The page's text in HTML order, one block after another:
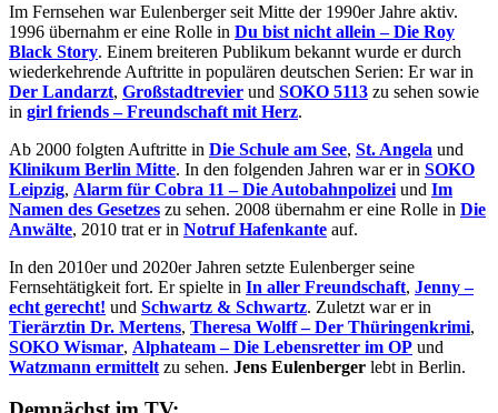
Im Fernsehen war Eulenberger seit Mitte der 1990er Jahre aktiv.
1996 übernahm er eine Rolle in Du bist nicht allein – Die Roy
Black Story. Einem breiteren Publikum bekannt wurde er durch
wiederkehrende Auftritte in populären deutschen Serien: Er war in
Der Landarzt, Großstadtrevier und SOKO 5113 zu sehen sowie
in girl friends – Freundschaft mit Herz.
Ab 2000 folgten Auftritte in Die Schule am See, St. Angela und
Klinikum Berlin Mitte. In den folgenden Jahren war er in SOKO
Leipzig, Alarm für Cobra 11 – Die Autobahnpolizei und Im
Namen des Gesetzes zu sehen. 2008 übernahm er eine Rolle in Die
Anwälte, 2010 trat er in Notruf Hafenkante auf.
In den 2010er und 2020er Jahren setzte Eulenberger seine
Fernsehtätigkeit fort. Er spielte in In aller Freundschaft, Jenny –
echt gerecht! und Schwartz & Schwartz. Zuletzt war er in
Tierärztin Dr. Mertens, Theresa Wolff – Der Thüringenkrimi,
SOKO Wismar, Alphateam – Die Lebensretter im OP und
Watzmann ermittelt zu sehen. Jens Eulenberger lebt in Berlin.